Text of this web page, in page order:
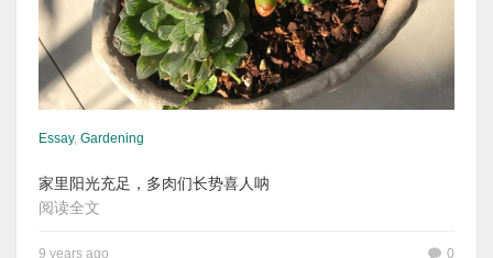
Essay, Gardening
家里阳光充足，多肉们长势喜人呐
阅读全文
9 years ago 0